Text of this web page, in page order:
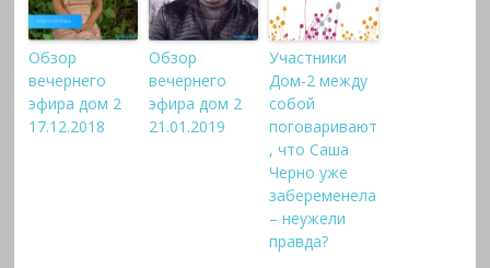
Обзор
вечернего
эфира дом 2
17.12.2018
Обзор
вечернего
эфира дом 2
21.01.2019
Участники
Дом-2 между
собой
поговаривают
, что Саша
Черно уже
забеременела
– неужели
правда?